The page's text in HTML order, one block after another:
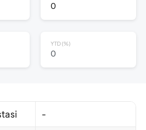
0
YTD (%)
0
-